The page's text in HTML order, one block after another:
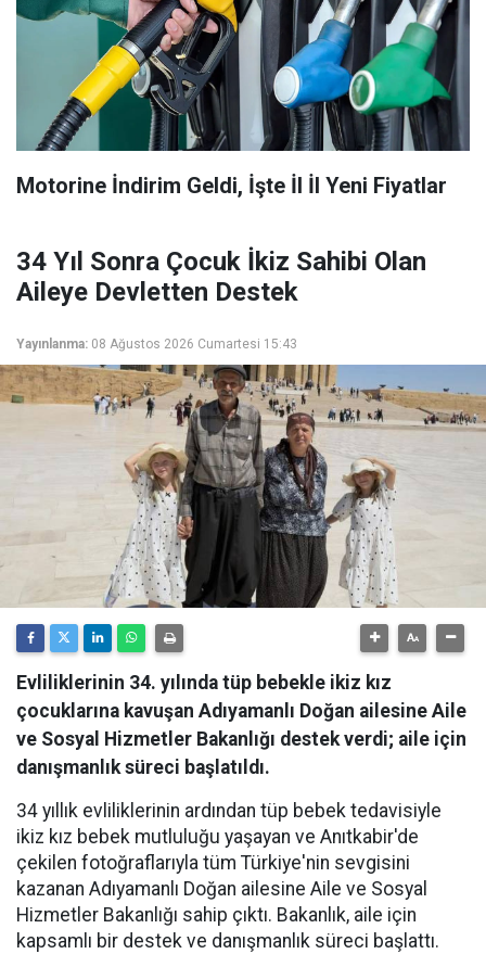
Motorine İndirim Geldi, İşte İl İl Yeni Fiyatlar
34 Yıl Sonra Çocuk İkiz Sahibi Olan
Aileye Devletten Destek
Yayınlanma: 08 Ağustos 2026 Cumartesi 15:43
Evliliklerinin 34. yılında tüp bebekle ikiz kız
çocuklarına kavuşan Adıyamanlı Doğan ailesine Aile
ve Sosyal Hizmetler Bakanlığı destek verdi; aile için
danışmanlık süreci başlatıldı.
34 yıllık evliliklerinin ardından tüp bebek tedavisiyle
ikiz kız bebek mutluluğu yaşayan ve Anıtkabir'de
çekilen fotoğraflarıyla tüm Türkiye'nin sevgisini
kazanan Adıyamanlı Doğan ailesine Aile ve Sosyal
Hizmetler Bakanlığı sahip çıktı. Bakanlık, aile için
kapsamlı bir destek ve danışmanlık süreci başlattı.